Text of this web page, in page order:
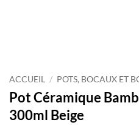
ACCUEIL / POTS, BOCAUX ET
Pot Céramique
300ml Beige